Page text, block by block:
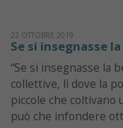
22 OTTOBRE 2019
Se si insegnasse
“Se si insegnasse la
collettive, lì dove la
piccole che coltivano
può che infondere